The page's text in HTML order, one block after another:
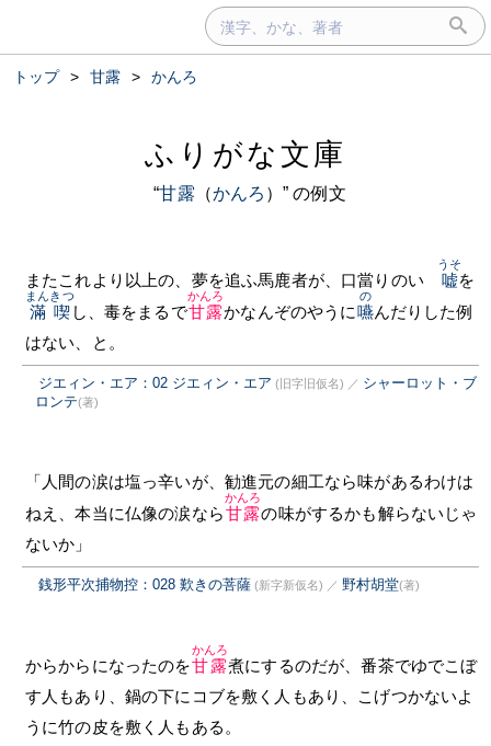
トップ > 甘露 > かんろ
ふりがな文庫
“甘露 （かんろ ）” の例文
またこれより以上の、夢を追ふ馬鹿者が、口當りのいゝ 嘘
うそ
を
滿喫
まんきつ
し、毒をまるで甘露
かんろ
かなんぞのやうに嚥
の
んだりした例
はない、と。
ジエィン・エア：02 ジエィン・エア (旧字旧仮名) ／ シャーロット・ブ
ロンテ(著)
「人間の涙は塩っ辛いが、勧進元の細工なら味があるわけは
ねえ、本当に仏像の涙なら甘露
かんろ
の味がするかも解らないじゃ
ないか」
銭形平次捕物控：028 歎きの菩薩 (新字新仮名) ／ 野村胡堂(著)
からからになったのを甘露
かんろ
煮にするのだが、番茶でゆでこぼ
す人もあり、鍋の下にコブを敷く人もあり、こげつかないよ
うに竹の皮を敷く人もある。